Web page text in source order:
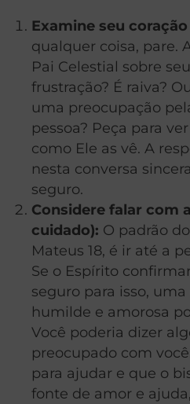
Examine seu
qualquer coisa, pare.
Pai Celestial sobre
frustração? É raiva?
uma preocupação
pessoa? Peça para
como Ele as vê. A
nesta conversa
seguro.
Considere falar com
cuidado): O padrão
Mateus 18, é ir até a
Se o Espírito
seguro para isso,
humilde e amorosa
Você poderia dizer
preocupado com
para ajudar e que o
fonte de amor e